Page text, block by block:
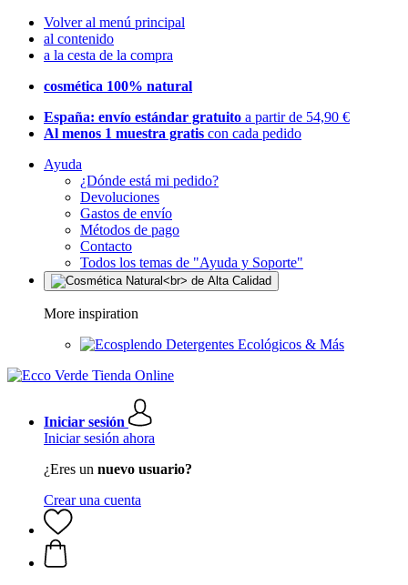
Volver al menú principal
al contenido
a la cesta de la compra
cosmética 100% natural
España: envío estándar gratuito a partir de 54,90 €
Al menos 1 muestra gratis con cada pedido
Ayuda
¿Dónde está mi pedido?
Devoluciones
Gastos de envío
Métodos de pago
Contacto
Todos los temas de "Ayuda y Soporte"
More inspiration
Detergentes Ecológicos & Más
Iniciar sesión
Iniciar sesión ahora
¿Eres un nuevo usuario?
Crear una cuenta